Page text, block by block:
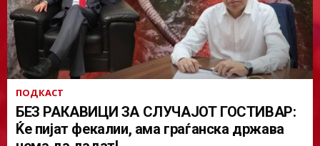
ПОДКАСТ
БЕЗ РАКАВИЦИ ЗА СЛУЧАЈОТ ГОСТИВАР:
Ќе пијат фекалии, ама граѓанска држава